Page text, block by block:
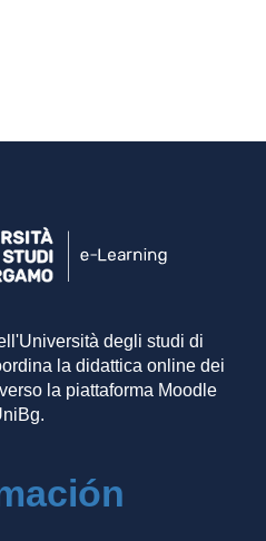
degli studi di
la didattica online dei
la piattaforma Moodle